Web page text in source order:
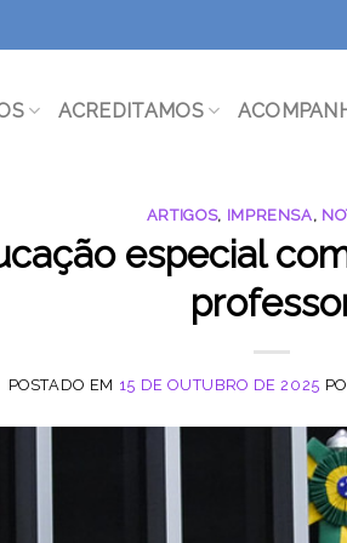
ACREDITAMOS
ARTIGOS, IMPRENSA,
especial
POSTADO EM 15 DE OUTUBRO DE 2025